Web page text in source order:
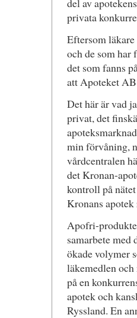
del av
privata
Eftersom
och de som har
det som fanns
att Apoteket
Det här är vad
privat, det
min förvåning,
vårdcentralen
det Kronan-
kontroll på
Kronans
Apofri-
samarbete
ökade volymer
läkemedlen
på en
apotek och
Ryssland. En